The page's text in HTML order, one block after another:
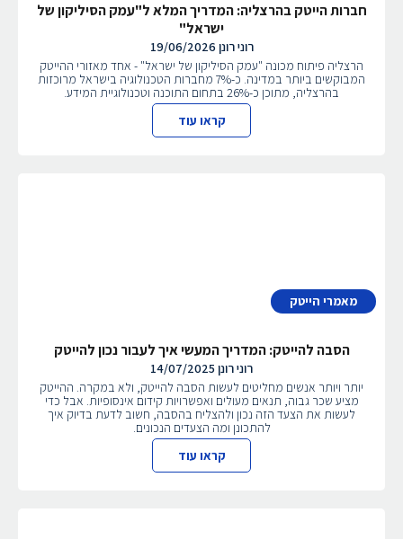
חברות הייטק בהרצליה: המדריך המלא ל"עמק הסיליקון של
ישראל"
רוני רונן 19/06/2026
הרצליה פיתוח מכונה "עמק הסיליקון של ישראל" - אחד מאזורי ההייטק
המבוקשים ביותר במדינה. כ-7% מחברות הטכנולוגיה בישראל מרוכזות
בהרצליה, מתוכן כ-26% בתחום התוכנה וטכנולוגיית המידע.
קראו עוד
מאמרי הייטק
הסבה להייטק: המדריך המעשי איך לעבור נכון להייטק
רוני רונן 14/07/2025
יותר ויותר אנשים מחליטים לעשות הסבה להייטק, ולא במקרה. ההייטק
מציע שכר גבוה, תנאים מעולים ואפשרויות קידום אינסופיות. אבל כדי
לעשות את הצעד הזה נכון ולהצליח בהסבה, חשוב לדעת בדיוק איך
להתכונן ומה הצעדים הנכונים.
קראו עוד